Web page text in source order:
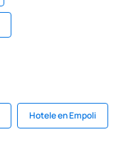
Hotele en Empoli